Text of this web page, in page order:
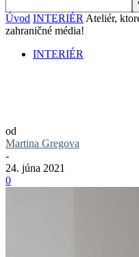
Úvod INTERIÉR Ateliér,
zahraničné média!
INTERIÉR
od
Martina Gregova
-
24. júna 2021
0